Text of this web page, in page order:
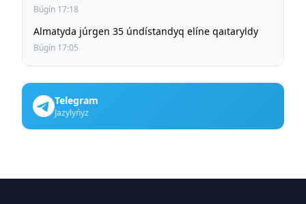
Búgín 17:18
Almatyda júrgen 35 úndístandyq elíne qaıtaryldy
Búgín 17:05
Telegram
Jazylyńyz